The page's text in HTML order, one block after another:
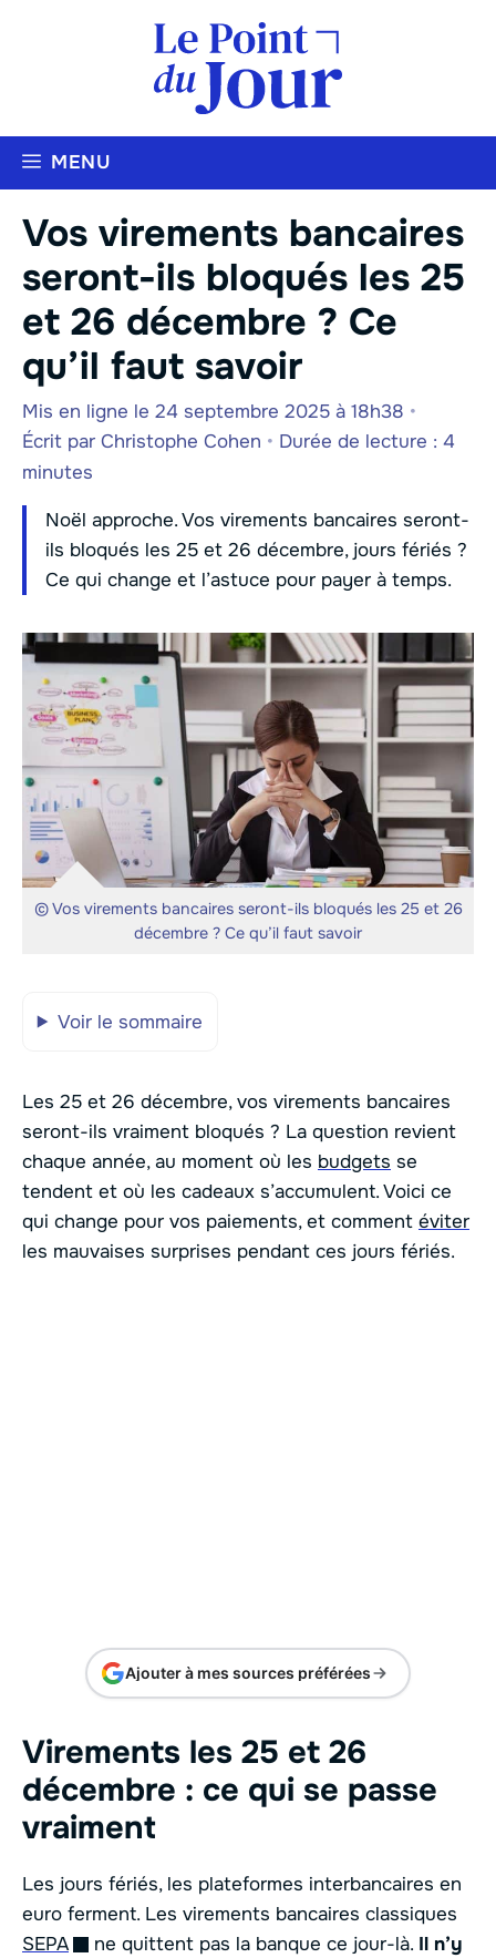
MENU
Vos virements bancaires
seront-ils bloqués les 25
et 26 décembre ? Ce
qu’il faut savoir
Mis en ligne le 24 septembre 2025 à 18h38 •
Écrit par Christophe Cohen • Durée de lecture : 4
minutes
Noël approche. Vos virements bancaires seront-
ils bloqués les 25 et 26 décembre, jours fériés ?
Ce qui change et l’astuce pour payer à temps.
© Vos virements bancaires seront-ils bloqués les 25 et 26
décembre ? Ce qu’il faut savoir
Voir le sommaire
Les 25 et 26 décembre, vos virements bancaires
seront-ils vraiment bloqués ? La question revient
chaque année, au moment où les budgets se
tendent et où les cadeaux s’accumulent. Voici ce
qui change pour vos paiements, et comment éviter
les mauvaises surprises pendant ces jours fériés.
Ajouter à mes sources préférées
Virements les 25 et 26
décembre : ce qui se passe
vraiment
Les jours fériés, les plateformes interbancaires en
euro ferment. Les virements bancaires classiques
SEPA
ne quittent pas la banque ce jour-là. Il n’y